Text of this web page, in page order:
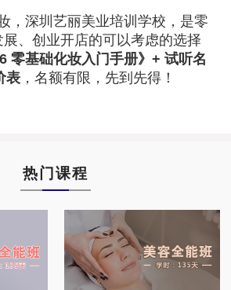
，深圳艺丽美业培训学校，是零
、创业开店的可以考虑的选择
零基础化妆入门手册》+ 试听名
表 ，名额有限，先到先得！
热门课程